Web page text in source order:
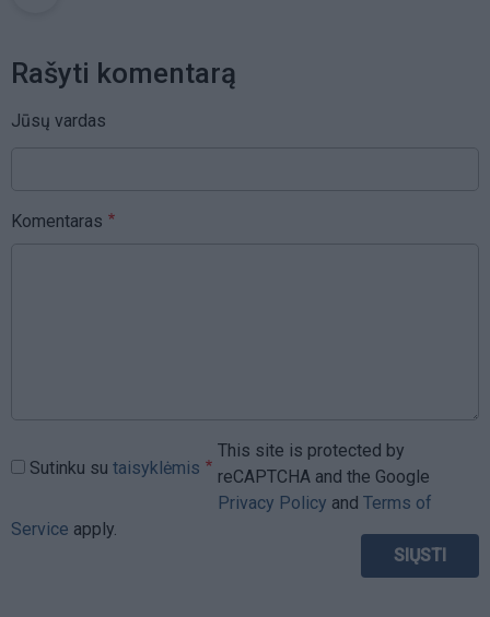
Rašyti komentarą
Jūsų vardas
Komentaras
Sutinku su taisyklėmis
This site is protected by
reCAPTCHA and the Google
Privacy Policy and Terms of
Service apply.